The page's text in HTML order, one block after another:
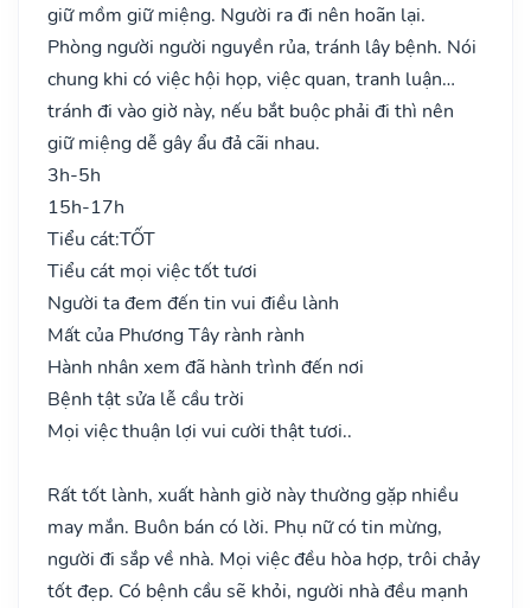
giữ mồm giữ miệng. Người ra đi nên hoãn lại.
Phòng người người nguyền rủa, tránh lây bệnh. Nói
chung khi có việc hội họp, việc quan, tranh luận…
tránh đi vào giờ này, nếu bắt buộc phải đi thì nên
giữ miệng dễ gây ẩu đả cãi nhau.
3h-5h
15h-17h
Tiểu cát:TỐT
Tiểu cát mọi việc tốt tươi
Người ta đem đến tin vui điều lành
Mất của Phương Tây rành rành
Hành nhân xem đã hành trình đến nơi
Bệnh tật sửa lễ cầu trời
Mọi việc thuận lợi vui cười thật tươi..
Rất tốt lành, xuất hành giờ này thường gặp nhiều
may mắn. Buôn bán có lời. Phụ nữ có tin mừng,
người đi sắp về nhà. Mọi việc đều hòa hợp, trôi chảy
tốt đẹp. Có bệnh cầu sẽ khỏi, người nhà đều mạnh